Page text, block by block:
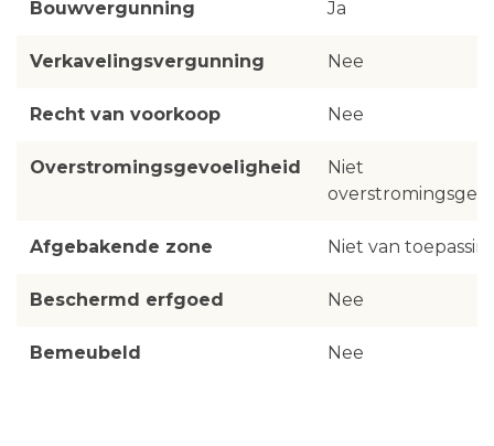
Bouwvergunning Ja
Verkavelingsvergunning Nee
Recht van voorkoop Nee
Overstromingsgevoeligheid
Niet
Afgebakende zone Niet van
Beschermd erfgoed Nee
Bemeubeld Nee